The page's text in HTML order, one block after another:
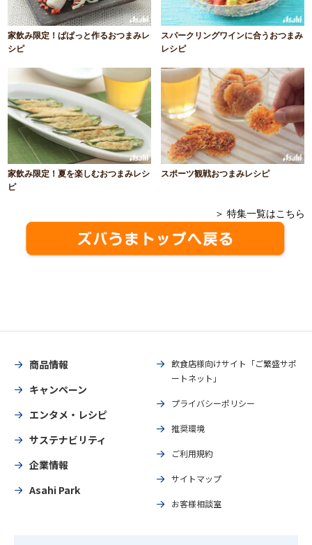
家飲み限定！ぱぱっと作るおつまみレ
シピ
スパークリングワインに合うおつまみ
レシピ
家飲み限定！夏を楽しむおつまみレシ
ピ
スポーツ観戦おつまみレシピ
＞ 特集一覧はこちら
商品情報
キャンペーン
エンタメ・レシピ
サステナビリティ
企業情報
Asahi Park
飲食店様向けサイト「ご繁盛サポ
ートネット」
プライバシーポリシー
推奨環境
ご利用規約
サイトマップ
お客様相談室